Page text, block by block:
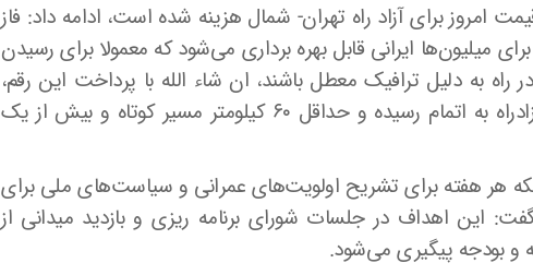
امروز برای آزاد راه تهران- شمال هزینه شده است، ادامه داد: فاز
تومان امسال برای میلیون‌ها ایرانی قابل بهره برداری می‌شود که معمولا برای رسیدن
راه به دلیل ترافیک معطل باشند، ان شاء الله با پرداخت این رقم،
پیش بینی می‌شود در ماه آینده فاز یک آزادراه به اتمام رسیده و حداقل ۶۰ کیلومتر مسیر کوتاه و بیش از یک
هر هفته برای تشریح اولویت‌های عمرانی و سیاست‌های ملی برای
این اهداف در جلسات شورای برنامه ریزی و بازدید میدانی از
و بودجه پیگیری می‌شود.